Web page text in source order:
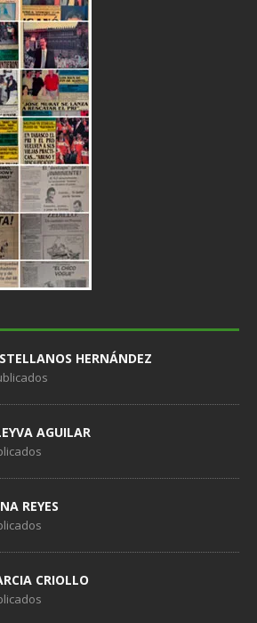
HERNÁNDEZ
AGUILAR
REYES
CRIOLLO